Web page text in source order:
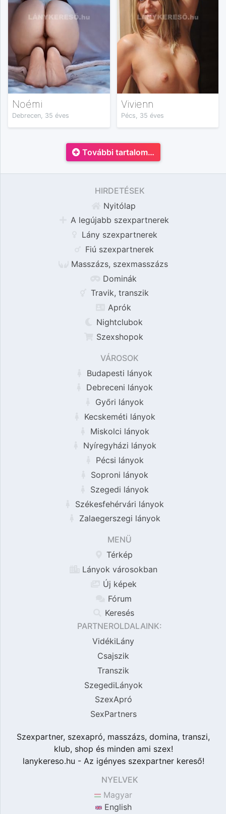
Noémi
Debrecen, 35 éves
Vivienn
Pécs, 35 éves
További tartalom…
HIRDETÉSEK
Nyitólap
A legújabb szexpartnerek
Lány szexpartnerek
Fiú szexpartnerek
Masszázs, szexmasszázs
Dominák
Travik, transzik
Aprók
Nightclubok
Szexshopok
VÁROSOK
Budapesti lányok
Debreceni lányok
Győri lányok
Kecskeméti lányok
Miskolci lányok
Nyíregyházi lányok
Pécsi lányok
Soproni lányok
Szegedi lányok
Székesfehérvári lányok
Zalaegerszegi lányok
MENÜ
Térkép
Lányok városokban
Új képek
Fórum
Keresés
PARTNEROLDALAINK:
VidékiLány
Csajszik
Transzik
SzegediLányok
SzexApró
SexPartners
Szexpartner, szexapró, masszázs, domina, transzi,
klub, shop és minden ami szex!
lanykereso.hu - Az igényes szexpartner kereső!
NYELVEK
Magyar
English